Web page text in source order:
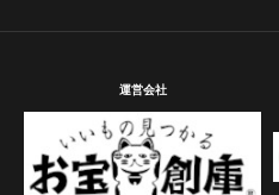
運営会社